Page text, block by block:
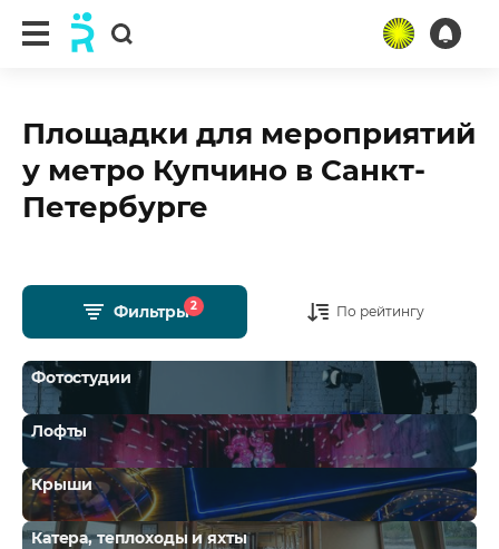
Площадки для мероприятий
у метро Купчино в Санкт-
Петербурге
Фильтры2 По рейтингу
Фотостудии
Лофты
Крыши
Катера, теплоходы и яхты